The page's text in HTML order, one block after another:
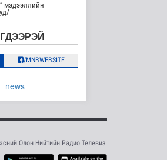
18 минутын өмнө
Ерөнхий сайд
тай хийж буй
31 минутын өмнө
компанид 567 сая
төлбөр
10 хоногт цаг
мэдээллийн
Эмийн чанар
танин
S2 #9
/MNBWEBSITE
Олон Нийтийн Радио Телевиз.